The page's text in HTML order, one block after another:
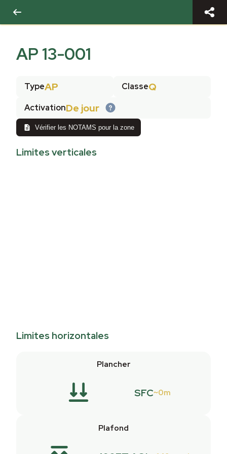
AP 13-001
TypeAP ClasseQ
ActivationDe jour
Vérifier les NOTAMS pour la zone
Limites verticales
Limites horizontales
Plancher
SFC 0m
Plafond